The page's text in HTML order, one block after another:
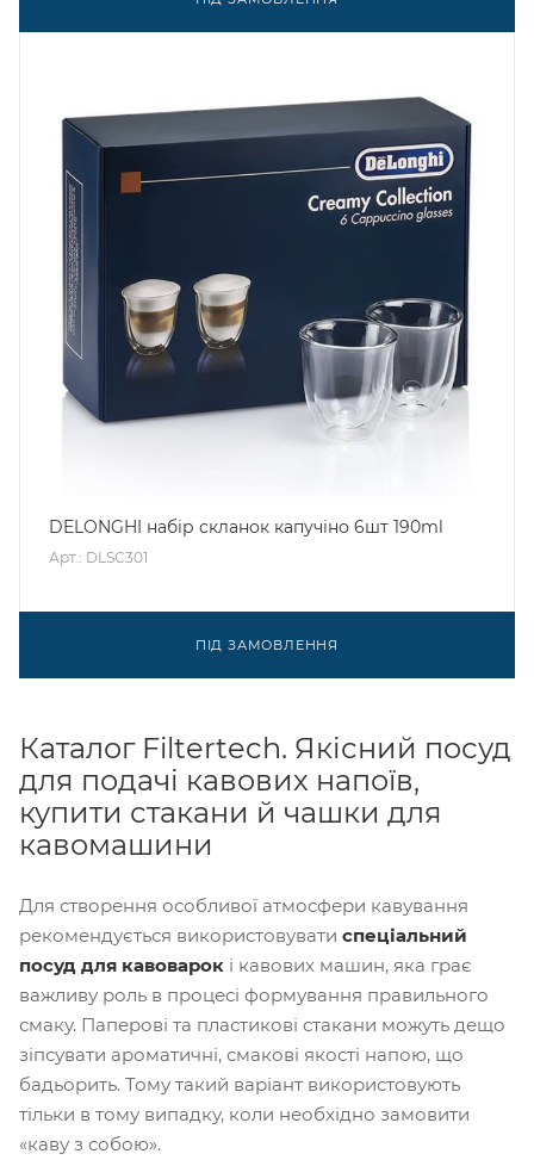
DELONGHI набір скланок капучіно 6шт 190ml
Арт.: DLSC301
ПІД ЗАМОВЛЕННЯ
Каталог Filtertech. Якісний посуд
для подачі кавових напоїв,
купити стакани й чашки для
кавомашини
Для створення особливої ​​атмосфери кавування
рекомендується використовувати спеціальний
посуд для кавоварок і кавових машин, яка грає
важливу роль в процесі формування правильного
смаку. Паперові та пластикові стакани можуть дещо
зіпсувати ароматичні, смакові якості напою, що
бадьорить. Тому такий варіант використовують
тільки в тому випадку, коли необхідно замовити
«каву з собою».